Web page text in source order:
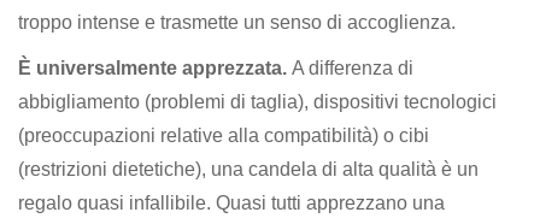
troppo intense e trasmette un senso di accoglienza.
È universalmente apprezzata. A differenza di
abbigliamento (problemi di taglia), dispositivi tecnologici
(preoccupazioni relative alla compatibilità) o cibi
(restrizioni dietetiche), una candela di alta qualità è un
regalo quasi infallibile. Quasi tutti apprezzano una